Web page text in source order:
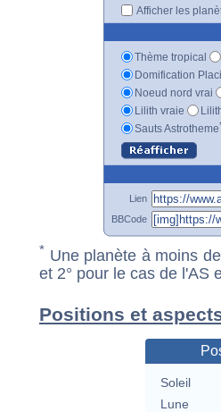
Afficher les
Thème tropical
Domification
Noeud nord vrai
Lilith vraie
Sauts Astrotheme
Lien
BBCode
* Une planète à moins
et 2° pour le cas de l'AS
Positions et
Soleil
Lune